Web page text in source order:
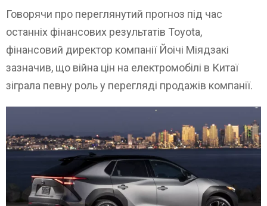
Говорячи про переглянутий прогноз під час
останніх фінансових результатів Toyota,
фінансовий директор компанії Йоічі Міядзакі
зазначив, що війна цін на електромобілі в Китаї
зіграла певну роль у перегляді продажів компанії.